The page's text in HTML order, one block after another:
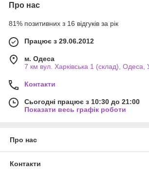
Про нас
81% позитивних з 16 відгуків за рік
Працює з 29.06.2012
м. Одеса
7 км вул. Харківська 1 (склад), Одеса,
Контакти
Сьогодні працює з 10:30 до 21:00
Показати весь графік роботи
Про нас
Контакти